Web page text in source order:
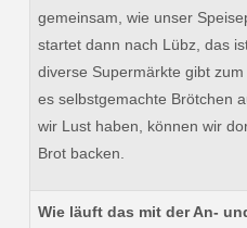
gemeinsam, wie unser
startet dann nach Lübz, das
diverse Supermärkte gibt
es selbstgemachte Brötchen
wir Lust haben, können wir
Brot backen.
Wie läuft das mit der An-